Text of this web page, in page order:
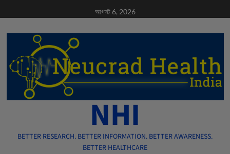
to
content
আগস্ট 6, 2026
NHI
BETTER RESEARCH. BETTER INFORMATION. BETTER AWARENESS.
BETTER HEALTHCARE